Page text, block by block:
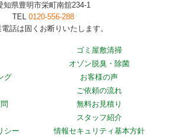
知県豊明市栄町南舘234-1
TEL 0120-556-288
話は固くお断りいたします。
ゴミ屋敷清掃
オゾン脱臭・除菌
グ
お客様の声
ご依頼の流れ
無料お見積り
スタッフ紹介
シー
情報セキュリティ基本方針